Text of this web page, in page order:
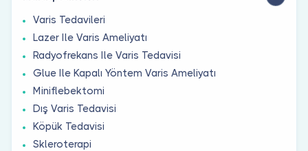
Varis Tedavileri
Lazer Ile Varis Ameliyatı
Radyofrekans Ile Varis Tedavisi
Glue Ile Kapalı Yöntem Varis Ameliyatı
Miniflebektomi
Dış Varis Tedavisi
Köpük Tedavisi
Skleroterapi